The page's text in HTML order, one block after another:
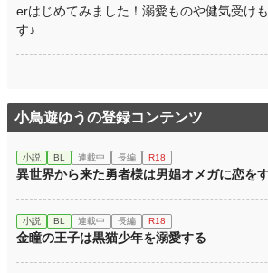
erはじめてみました！溺愛ものや健気受け
す♪
小鳥遊ゆうの登録コンテンツ
小説 BL 連載中 長編 R18
異世界から来た勇者様は男娼オメガに恋を
小説 BL 連載中 長編 R18
金瞳の王子は黒猫少年を溺愛する